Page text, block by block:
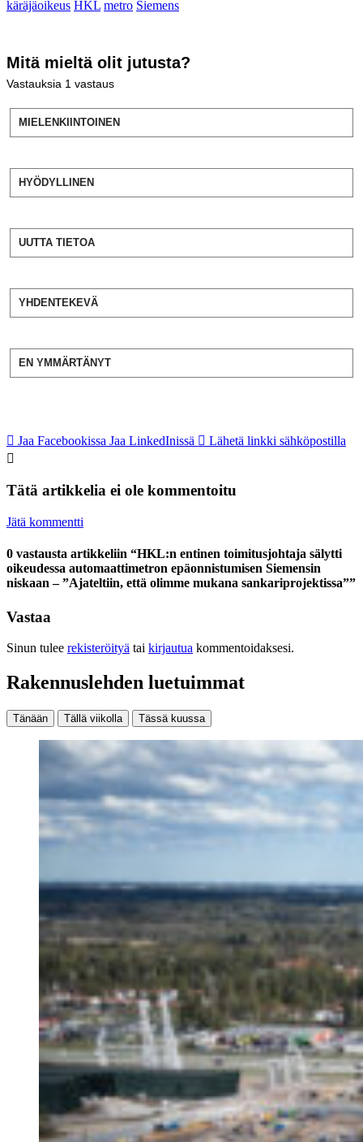
käräjäoikeus HKL metro Siemens
Mitä mieltä olit jutusta?
Vastauksia 1 vastaus
MIELENKIINTOINEN
HYÖDYLLINEN
UUTTA TIETOA
YHDENTEKEVÄ
EN YMMÄRTÄNYT
Jaa Facebookissa Jaa LinkedInissä Lähetä linkki sähköpostilla
Tätä artikkelia ei ole kommentoitu
Jätä kommentti
0 vastausta artikkeliin “HKL:n entinen toimitusjohtaja sälytti
oikeudessa automaatti­metron epäonnistumisen Siemensin
niskaan – ”Ajateltiin, että olimme mukana sankariprojektissa””
Vastaa
Sinun tulee rekisteröityä tai kirjautua kommentoidaksesi.
Rakennuslehden luetuimmat
Tänään Tällä viikolla Tässä kuussa